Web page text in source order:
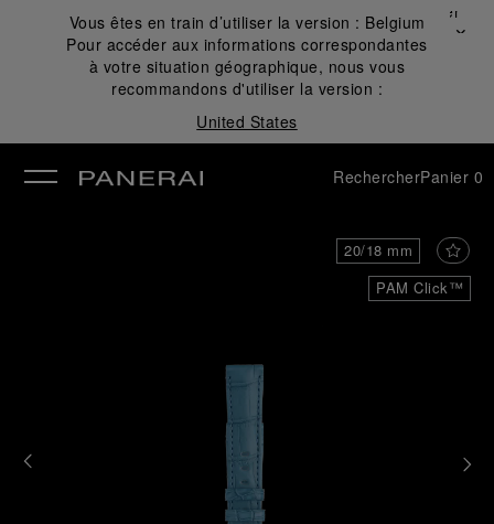
Vous êtes en train d’utiliser la version : Belgium
Pour accéder aux informations correspondantes
à votre situation géographique, nous vous
recommandons d'utiliser la version :
United States
Fermer
✕
RechercherPanier 0
PAM Click™
20/18 mm